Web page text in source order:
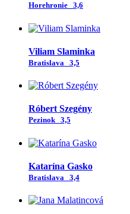
Horehronie 3,6
Viliam Slaminka
Bratislava 3,5
Róbert Szegény
Pezinok 3,5
Katarína Gasko
Bratislava 3,4